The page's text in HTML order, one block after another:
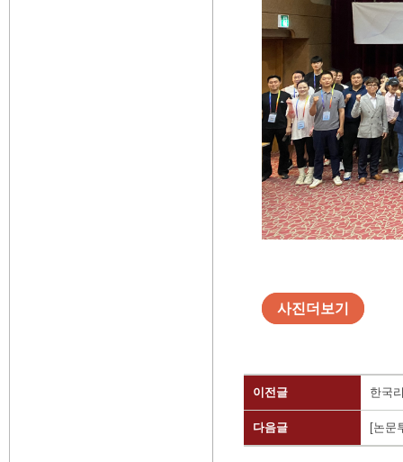
사진더보기
이전글 한국
다음글 [논문